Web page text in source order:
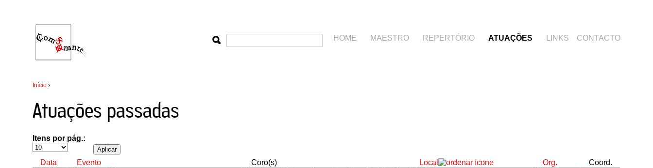
HOME MAESTRO REPERTÓRIO ATUAÇÕES LINKS CONTACTO
Início ›
Atuações passadas
Itens por pág.:
Data Evento Coro(s) Local Org.
Coord.